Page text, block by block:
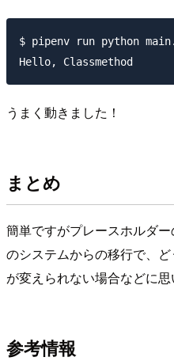
$ pipenv run python
うまく動きました！
まとめ
簡単ですがプレースホルダ
のシステムからの移行で、
が変えられない場合などに思
参考情報